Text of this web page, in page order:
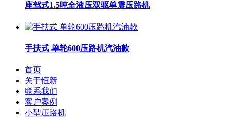
座驾式1.5吨全液压双驱单震压路机
手扶式 单轮600压路机汽油款
首页
关于恒新
联系我们
客户案例
小型压路机